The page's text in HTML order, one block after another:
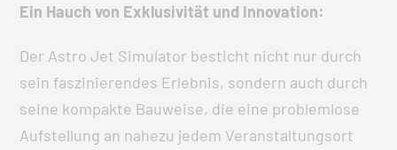
Ein Hauch von Exklusivität und Innovation:
Der Astro Jet Simulator besticht nicht nur durch
sein faszinierendes Erlebnis, sondern auch durch
seine kompakte Bauweise, die eine problemlose
Aufstellung an nahezu jedem Veranstaltungsort